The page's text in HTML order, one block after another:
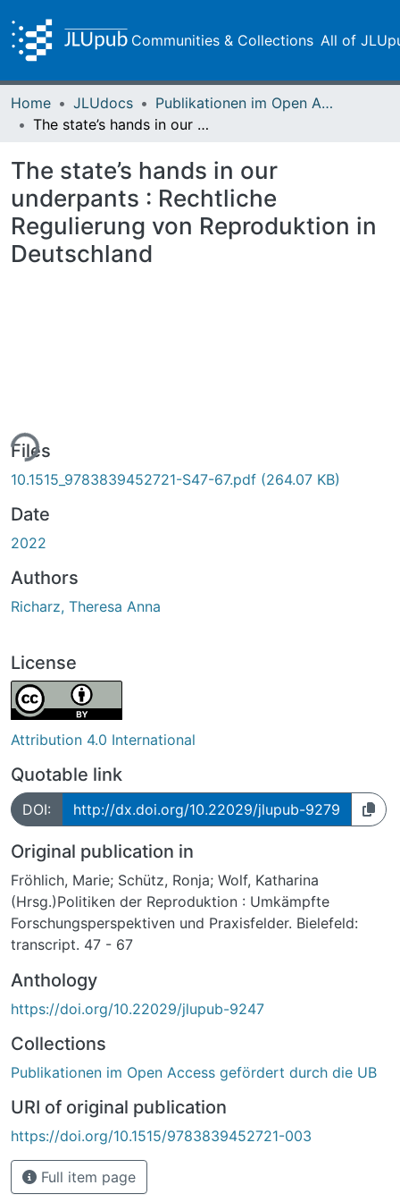
Communities & Collections All of
Home JLUdocs
Publikationen im Open Access gefördert durch die UB
The state’s hands in our underpants : Rechtliche Regulierung von Reproduktion in Deutschland
The state’s hands in our
underpants : Rechtliche
Regulierung von Reproduktion in
Deutschland
Files
10.1515_9783839452721-S47-67.pdf (264.07 KB)
Date
2022
Authors
Richarz, Theresa Anna
License
Attribution 4.0 International
Quotable link
DOI: http://dx.doi.org/10.22029/jlupub-9279
Original publication in
Fröhlich, Marie; Schütz, Ronja; Wolf, Katharina
(Hrsg.)Politiken der Reproduktion : Umkämpfte
Forschungsperspektiven und Praxisfelder. Bielefeld:
transcript. 47 - 67
Anthology
https://doi.org/10.22029/jlupub-9247
Collections
Publikationen im Open Access gefördert durch die UB
URI of original publication
https://doi.org/10.1515/9783839452721-003
Full item page